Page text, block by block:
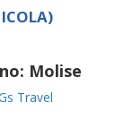
Molise
Travel